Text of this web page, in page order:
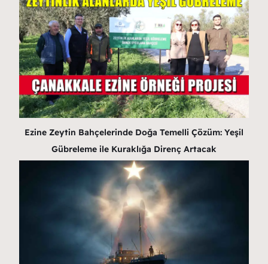
Ezine Zeytin Bahçelerinde Doğa Temelli Çözüm: Yeşil
Gübreleme ile Kuraklığa Direnç Artacak